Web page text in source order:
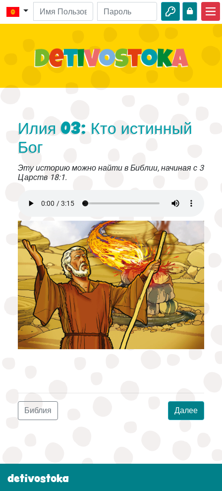
Библейские истории
Илия 03: Кто истинный
Бог
Эту историю можно найти в Библии, начиная с 3
Царств 18:1.
Далее
Библия
detivostoka